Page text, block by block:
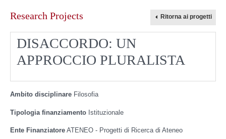
Research Projects
DISACCORDO: UN
APPROCCIO PLURALISTA
Ambito disciplinare Filosofia
Tipologia finanziamento Istituzionale
Ente Finanziatore ATENEO - Progetti di Ricerca di Ateneo